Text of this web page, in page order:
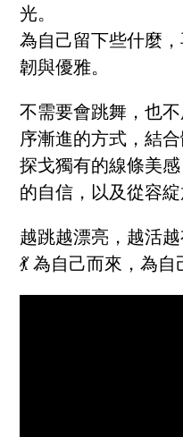
光。
為自己留下些什麼
韌與優雅。
不需要會跳舞，也
序漸進的方式，結
探戈獨有的線條美
的自信，以及從容綻
越跳越漂亮，越活越
💃 為自己而來，為自